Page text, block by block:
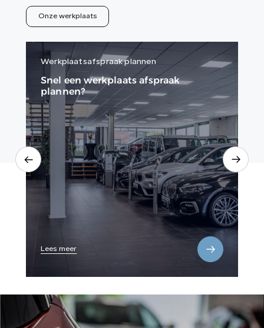
Onze werkplaats
Werkplaatsafspraak plannen
Snel een werkplaats afspraak
plannen?
Lees meer